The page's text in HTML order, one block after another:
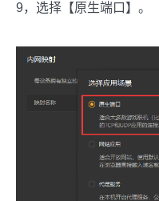
9，选择【原生端口】。